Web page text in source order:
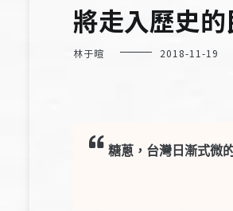
將走入歷史
林于暄 2018-11-19
糖蔥，台灣日漸式微